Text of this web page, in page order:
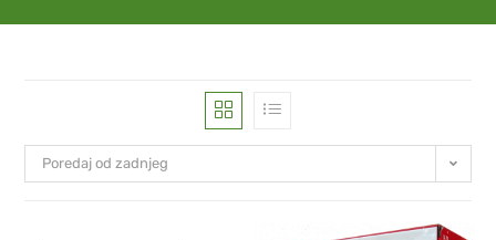
Poredaj od zadnjeg